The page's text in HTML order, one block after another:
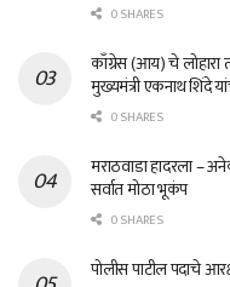
0 SHARES
काँग्रेस (आय) चे लोहारा
मुख्यमंत्री एकनाथ शिंदे
0 SHARES
मराठवाडा हादरला –
सर्वात मोठा भूकंप
0 SHARES
पोलीस पाटील पदाचे